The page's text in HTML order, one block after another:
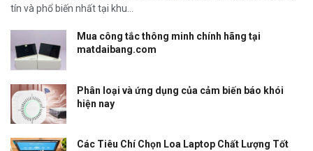
tín và phổ biến nhất tại khu...
Mua công tắc thông minh chính hãng tại
matdaibang.com
Phân loại và ứng dụng của cảm biến báo khói
hiện nay
Các Tiêu Chí Chọn Loa Laptop Chất Lượng Tốt